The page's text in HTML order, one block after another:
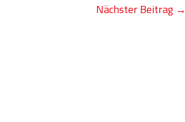
Nächster Beitrag →